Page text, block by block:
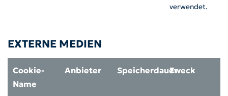
verwendet.
EXTERNE MEDIEN
Cookie-
Name
Anbieter SpeicherdauerZweck